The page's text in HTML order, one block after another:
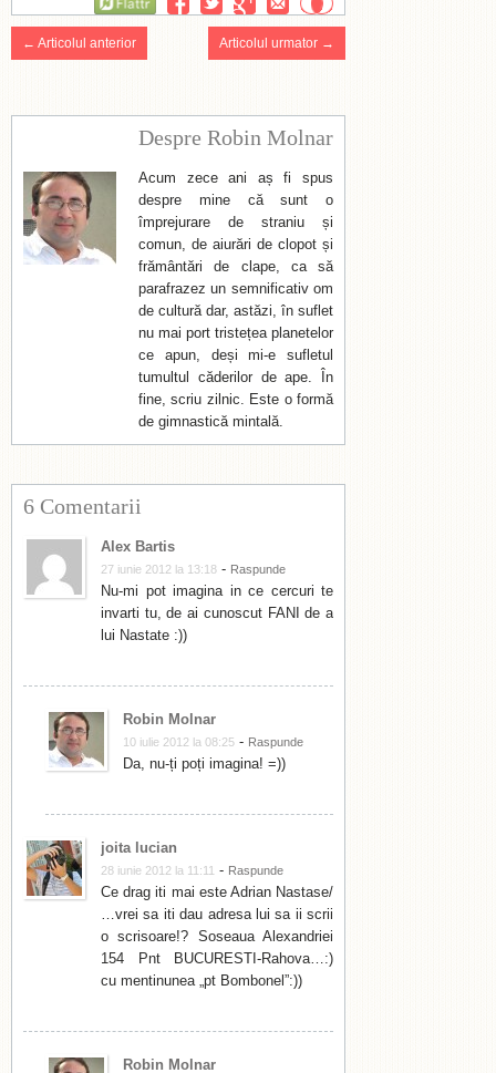
← Articolul anterior Articolul urmator →
Despre Robin Molnar
Acum zece ani aș fi spus
despre mine că sunt o
împrejurare de straniu și
comun, de aiurări de clopot și
frământări de clape, ca să
parafrazez un semnificativ om
de cultură dar, astăzi, în suflet
nu mai port tristețea planetelor
ce apun, deși mi-e sufletul
tumultul căderilor de ape. În
fine, scriu zilnic. Este o formă
de gimnastică mintală.
6 Comentarii
Alex Bartis
27 iunie 2012 la 13:18 - Raspunde
Nu-mi pot imagina in ce cercuri te
invarti tu, de ai cunoscut FANI de a
lui Nastate :))
Robin Molnar
10 iulie 2012 la 08:25 - Raspunde
Da, nu-ți poți imagina! =))
joita lucian
28 iunie 2012 la 11:11 - Raspunde
Ce drag iti mai este Adrian Nastase/
…vrei sa iti dau adresa lui sa ii scrii
o scrisoare!? Soseaua Alexandriei
154 Pnt BUCURESTI-Rahova…:)
cu mentinunea „pt Bombonel”:))
Robin Molnar